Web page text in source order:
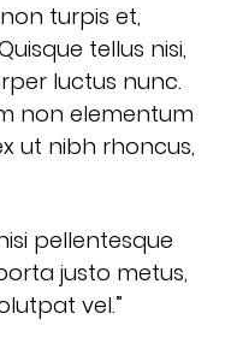
turpis et,
tellus nisi,
luctus nunc.
non elementum
ut nibh rhoncus,
pellentesque
justo metus,
vel.”